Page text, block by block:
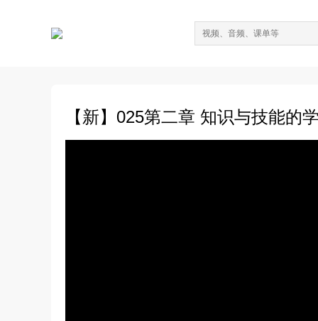
【新】025第二章 知识与技能的